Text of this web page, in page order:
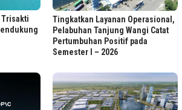
Tingkatkan Layanan Operasional,
Pelabuhan Tanjung Wangi Catat
Pertumbuhan Positif pada
Semester I – 2026